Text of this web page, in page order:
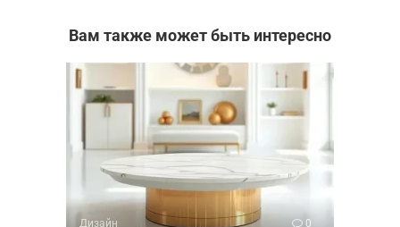
Вам также может быть интересно
Дизайн 0